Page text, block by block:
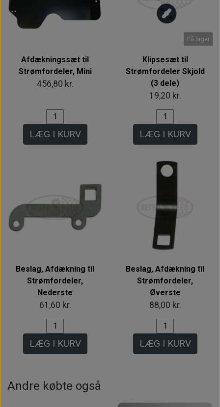
Afdækningssæt til
Strømfordeler, Mini
456,80 kr.
LÆG I KURV
På lager
Klipsesæt til
Strømfordeler Skjold
(3 dele)
19,20 kr.
LÆG I KURV
Beslag, Afdækning til
Strømfordeler,
Nederste
61,60 kr.
LÆG I KURV
Beslag, Afdækning til
Strømfordeler,
Øverste
88,00 kr.
LÆG I KURV
Andre købte også